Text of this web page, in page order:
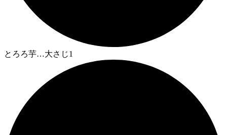
とろろ芋…大さじ1